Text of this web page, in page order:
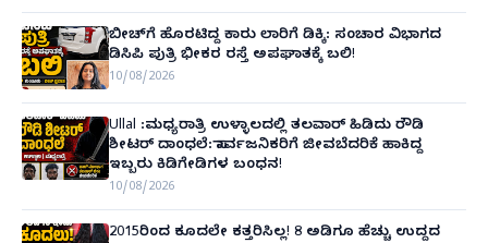
ಬೀಚ್‌ಗೆ ಹೊರಟಿದ್ದ ಕಾರು ಲಾರಿಗೆ ಡಿಕ್ಕಿ: ಸಂಚಾರ ವಿಭಾಗದ
ಡಿಸಿಪಿ ಪುತ್ರಿ ಭೀಕರ ರಸ್ತೆ ಅಪಘಾತಕ್ಕೆ ಬಲಿ!
10/08/2026
Ullal :ಮಧ್ಯರಾತ್ರಿ ಉಳ್ಳಾಲದಲ್ಲಿ ತಲವಾರ್ ಹಿಡಿದು ರೌಡಿ
ಶೀಟರ್ ದಾಂಧಲೆ: ಸಾರ್ವಜನಿಕರಿಗೆ ಜೀವಬೆದರಿಕೆ ಹಾಕಿದ್ದ
ಇಬ್ಬರು ಕಿಡಿಗೇಡಿಗಳ ಬಂಧನ!
10/08/2026
2015ರಿಂದ ಕೂದಲೇ ಕತ್ತರಿಸಿಲ್ಲ! 8 ಅಡಿಗೂ ಹೆಚ್ಚು ಉದ್ದದ